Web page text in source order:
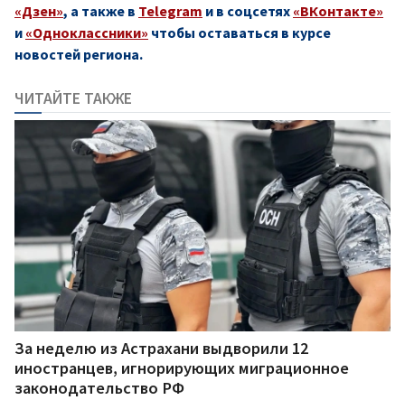
«Дзен», а также в Telegram и в соцсетях «ВКонтакте»
и «Одноклассники» чтобы оставаться в курсе
новостей региона.
ЧИТАЙТЕ ТАКЖЕ
За неделю из Астрахани выдворили 12
иностранцев, игнорирующих миграционное
законодательство РФ